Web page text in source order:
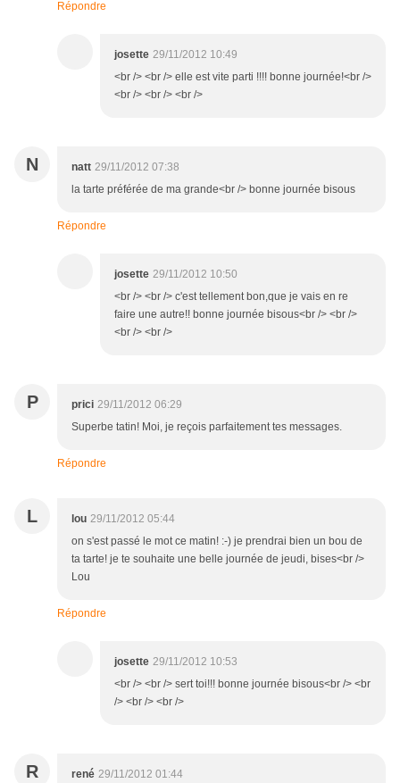
Répondre
josette 29/11/2012 10:49
<br /> <br /> elle est vite parti !!!! bonne journée!<br />
<br /> <br /> <br />
N natt 29/11/2012 07:38
la tarte préférée de ma grande<br /> bonne journée bisous
Répondre
josette 29/11/2012 10:50
<br /> <br /> c'est tellement bon,que je vais en re
faire une autre!! bonne journée bisous<br /> <br />
<br /> <br />
P prici 29/11/2012 06:29
Superbe tatin! Moi, je reçois parfaitement tes messages.
Répondre
L lou 29/11/2012 05:44
on s'est passé le mot ce matin! :-) je prendrai bien un bou de
ta tarte! je te souhaite une belle journée de jeudi, bises<br />
Lou
Répondre
josette 29/11/2012 10:53
<br /> <br /> sert toi!!! bonne journée bisous<br /> <br
/> <br /> <br />
R rené 29/11/2012 01:44